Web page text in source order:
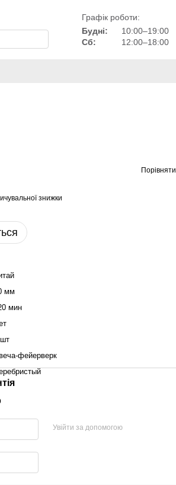
Графік роботи:
Будні:
10:00–19:00
Сб:
12:00–18:00
Порівняти
знижки
мм
мин
фейерверк
Увійти за допомогою